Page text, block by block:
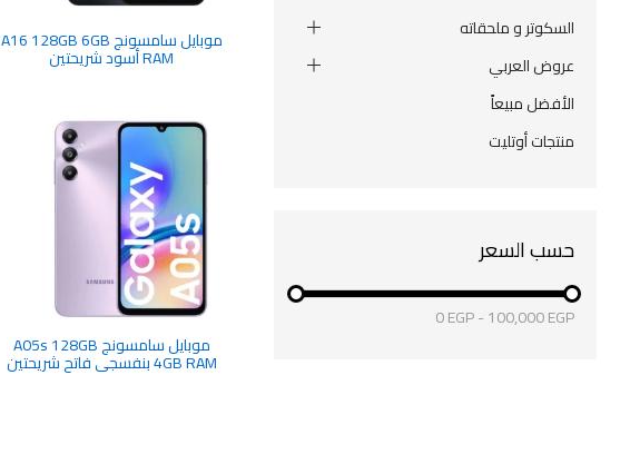
السكوتر و ملحقاته
عروض العربي
الأفضل مبيعاً
منتجات أوتليت
حسب السعر
0EGP-100,000EGP
موبايل سامسونج A16 128GB 6GB
RAM أسود شريحتين
موبايل سامسونج A05s 128GB
4GB RAM بنفسجي فاتح شريحتين
4G